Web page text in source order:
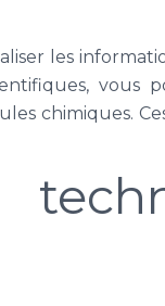
les
vous
chimiques.